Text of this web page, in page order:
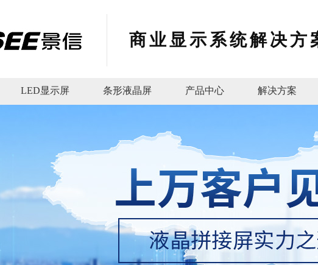
商业显示系统解决方
LED显示屏 条形液晶屏 产品中心 解决方案